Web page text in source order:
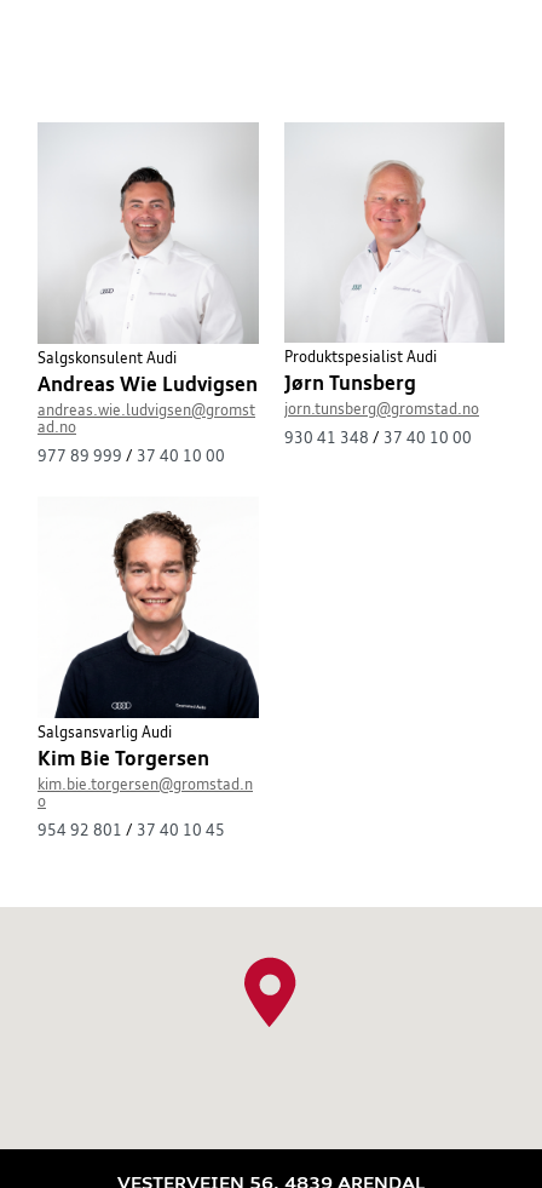
Salgskonsulent Audi
Andreas Wie Ludvigsen
andreas.wie.ludvigsen@gromst
ad.no
977 89 999 / 37 40 10 00
Produktspesialist Audi
Jørn Tunsberg
jorn.tunsberg@gromstad.no
930 41 348 / 37 40 10 00
Salgsansvarlig Audi
Kim Bie Torgersen
kim.bie.torgersen@gromstad.n
o
954 92 801 / 37 40 10 45
VESTERVEIEN 56, 4839 ARENDAL